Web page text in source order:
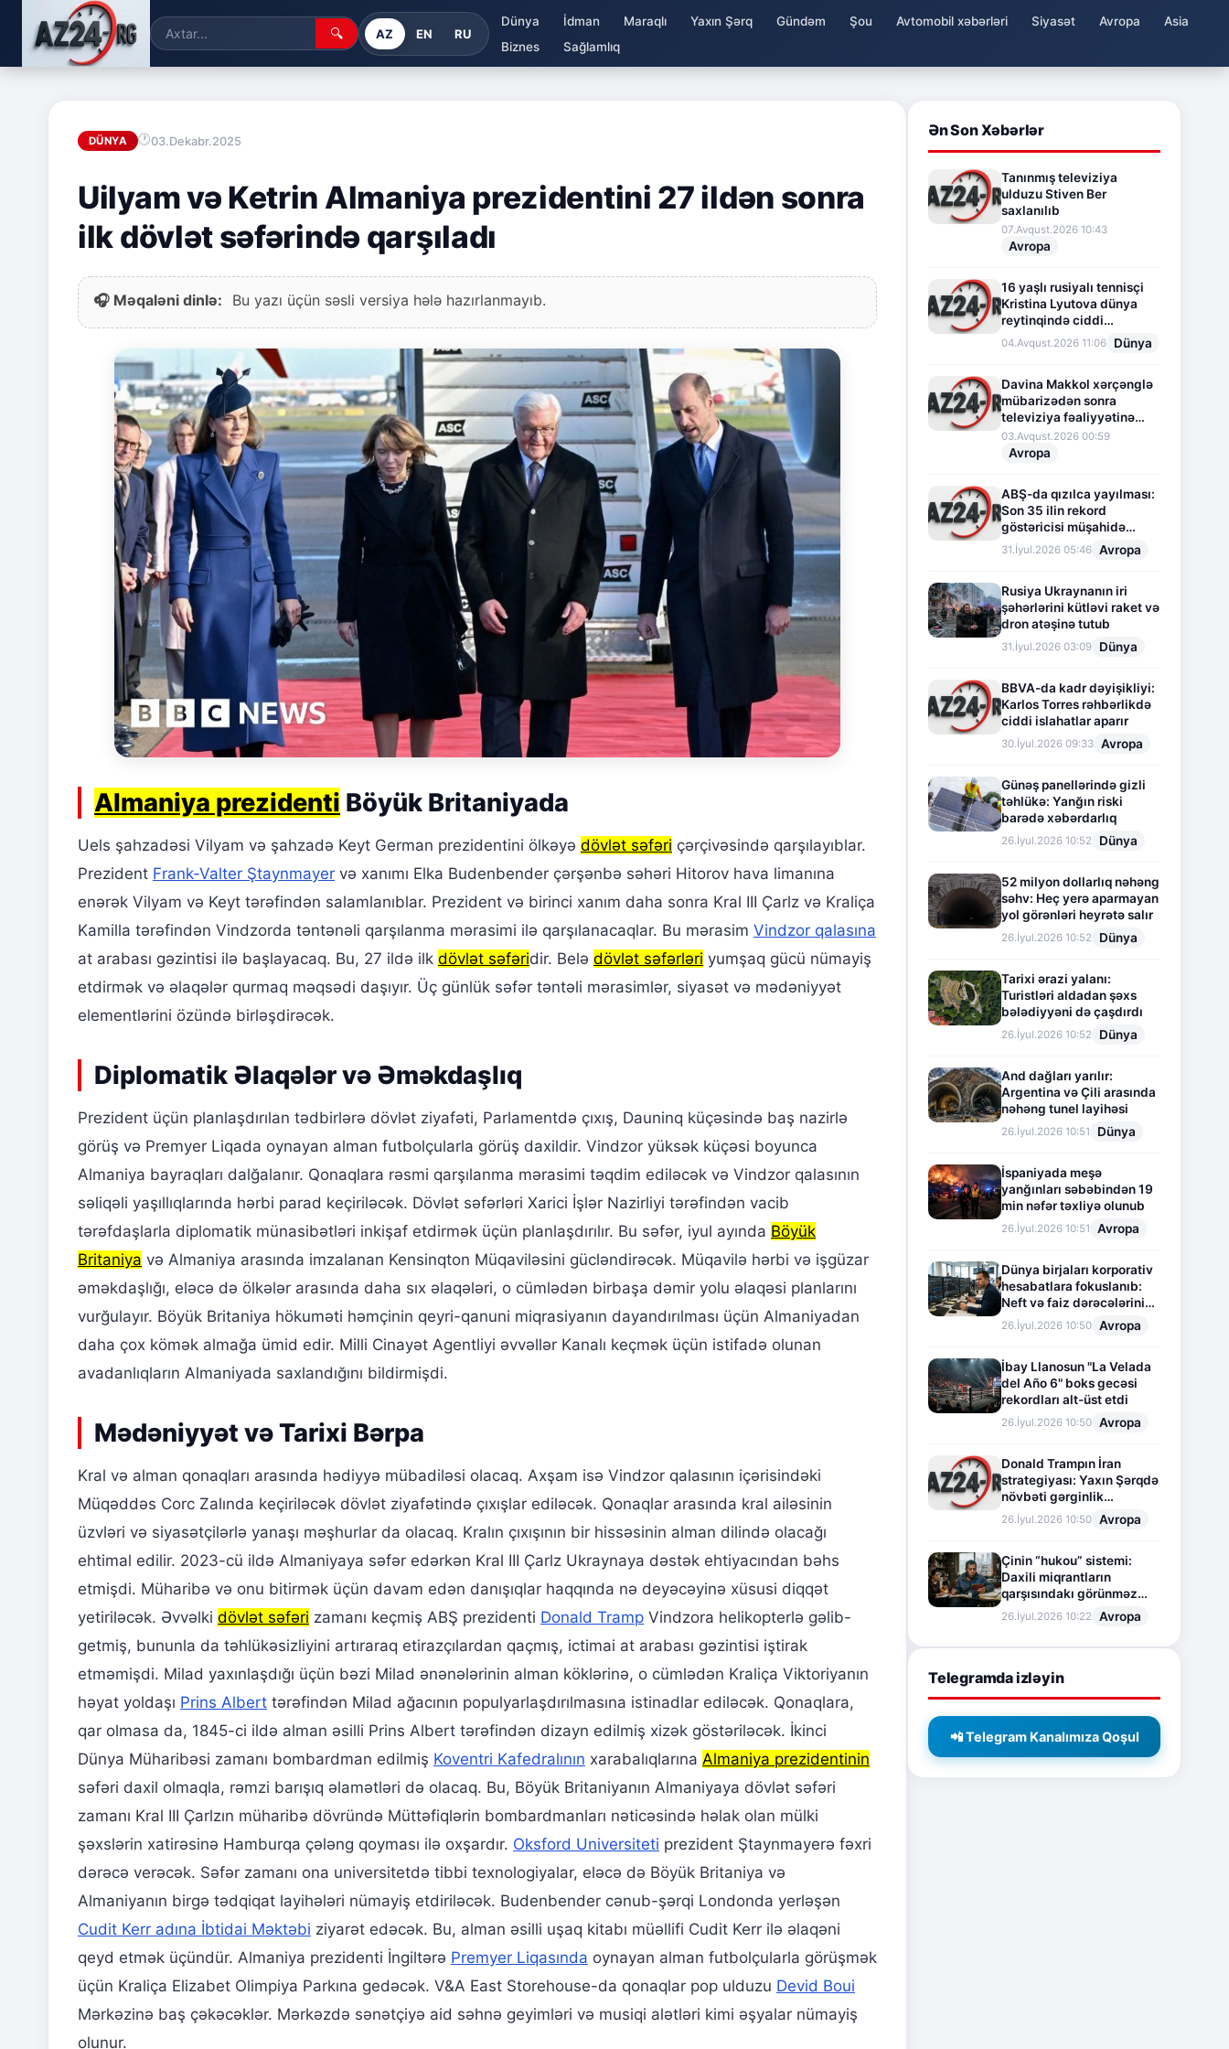
🔍 AZ EN RU
Dünya İdman Maraqlı Yaxın Şərq Gündəm Şou Avtomobil xəbərləri Siyasət Avropa
Asia
Biznes
Sağlamlıq
DÜNYA 03.Dekabr.2025
Uilyam və Ketrin Almaniya prezidentini 27 ildən sonra
ilk dövlət səfərində qarşıladı
🎧 Məqaləni dinlə: Bu yazı üçün səsli versiya hələ hazırlanmayıb.
Almaniya prezidenti Böyük Britaniyada
Uels şahzadəsi Vilyam və şahzadə Keyt German prezidentini ölkəyə dövlət səfəri çərçivəsində qarşılayıblar.
Prezident Frank-Valter Ştaynmayer və xanımı Elka Budenbender çərşənbə səhəri Hitorov hava limanına
enərək Vilyam və Keyt tərəfindən salamlanıblar. Prezident və birinci xanım daha sonra Kral III Çarlz və Kraliça
Kamilla tərəfindən Vindzorda təntənəli qarşılanma mərasimi ilə qarşılanacaqlar. Bu mərasim Vindzor qalasına
at arabası gəzintisi ilə başlayacaq. Bu, 27 ildə ilk dövlət səfəridir. Belə dövlət səfərləri yumşaq gücü nümayiş
etdirmək və əlaqələr qurmaq məqsədi daşıyır. Üç günlük səfər təntəli mərasimlər, siyasət və mədəniyyət
elementlərini özündə birləşdirəcək.
Diplomatik Əlaqələr və Əməkdaşlıq
Prezident üçün planlaşdırılan tədbirlərə dövlət ziyafəti, Parlamentdə çıxış, Dauninq küçəsində baş nazirlə
görüş və Premyer Liqada oynayan alman futbolçularla görüş daxildir. Vindzor yüksək küçəsi boyunca
Almaniya bayraqları dalğalanır. Qonaqlara rəsmi qarşılanma mərasimi təqdim ediləcək və Vindzor qalasının
səliqəli yaşıllıqlarında hərbi parad keçiriləcək. Dövlət səfərləri Xarici İşlər Nazirliyi tərəfindən vacib
tərəfdaşlarla diplomatik münasibətləri inkişaf etdirmək üçün planlaşdırılır. Bu səfər, iyul ayında Böyük
Britaniya və Almaniya arasında imzalanan Kensinqton Müqaviləsini gücləndirəcək. Müqavilə hərbi və işgüzar
əməkdaşlığı, eləcə də ölkələr arasında daha sıx əlaqələri, o cümlədən birbaşa dəmir yolu əlaqəsi planlarını
vurğulayır. Böyük Britaniya hökuməti həmçinin qeyri-qanuni miqrasiyanın dayandırılması üçün Almaniyadan
daha çox kömək almağa ümid edir. Milli Cinayət Agentliyi əvvəllər Kanalı keçmək üçün istifadə olunan
avadanlıqların Almaniyada saxlandığını bildirmişdi.
Mədəniyyət və Tarixi Bərpa
Kral və alman qonaqları arasında hədiyyə mübadiləsi olacaq. Axşam isə Vindzor qalasının içərisindəki
Müqəddəs Corc Zalında keçiriləcək dövlət ziyafətində çıxışlar ediləcək. Qonaqlar arasında kral ailəsinin
üzvləri və siyasətçilərlə yanaşı məşhurlar da olacaq. Kralın çıxışının bir hissəsinin alman dilində olacağı
ehtimal edilir. 2023-cü ildə Almaniyaya səfər edərkən Kral III Çarlz Ukraynaya dəstək ehtiyacından bəhs
etmişdi. Müharibə və onu bitirmək üçün davam edən danışıqlar haqqında nə deyəcəyinə xüsusi diqqət
yetiriləcək. Əvvəlki dövlət səfəri zamanı keçmiş ABŞ prezidenti Donald Tramp Vindzora helikopterlə gəlib-
getmiş, bununla da təhlükəsizliyini artıraraq etirazçılardan qaçmış, ictimai at arabası gəzintisi iştirak
etməmişdi. Milad yaxınlaşdığı üçün bəzi Milad ənənələrinin alman köklərinə, o cümlədən Kraliça Viktoriyanın
həyat yoldaşı Prins Albert tərəfindən Milad ağacının populyarlaşdırılmasına istinadlar ediləcək. Qonaqlara,
qar olmasa da, 1845-ci ildə alman əsilli Prins Albert tərəfindən dizayn edilmiş xizək göstəriləcək. İkinci
Dünya Müharibəsi zamanı bombardman edilmiş Koventri Kafedralının xarabalıqlarına Almaniya prezidentinin
səfəri daxil olmaqla, rəmzi barışıq əlamətləri də olacaq. Bu, Böyük Britaniyanın Almaniyaya dövlət səfəri
zamanı Kral III Çarlzın müharibə dövründə Müttəfiqlərin bombardmanları nəticəsində həlak olan mülki
şəxslərin xatirəsinə Hamburqa çələng qoyması ilə oxşardır. Oksford Universiteti prezident Ştaynmayerə fəxri
dərəcə verəcək. Səfər zamanı ona universitetdə tibbi texnologiyalar, eləcə də Böyük Britaniya və
Almaniyanın birgə tədqiqat layihələri nümayiş etdiriləcək. Budenbender cənub-şərqi Londonda yerləşən
Cudit Kerr adına İbtidai Məktəbi ziyarət edəcək. Bu, alman əsilli uşaq kitabı müəllifi Cudit Kerr ilə əlaqəni
qeyd etmək üçündür. Almaniya prezidenti İngiltərə Premyer Liqasında oynayan alman futbolçularla görüşmək
üçün Kraliça Elizabet Olimpiya Parkına gedəcək. V&A East Storehouse-da qonaqlar pop ulduzu Devid Boui
Mərkəzinə baş çəkəcəklər. Mərkəzdə sənətçiyə aid səhnə geyimləri və musiqi alətləri kimi əşyalar nümayiş
olunur.
Ən Son Xəbərlər
Tanınmış televiziya
ulduzu Stiven Ber
saxlanılıb
07.Avqust.2026 10:43
Avropa
16 yaşlı rusiyalı tennisçi
Kristina Lyutova dünya
reytinqində ciddi
irəliləyişə imza atdı
04.Avqust.2026 11:06 Dünya
Davina Makkol xərçənglə
mübarizədən sonra
televiziya fəaliyyətinə
fasilə verir
03.Avqust.2026 00:59
Avropa
ABŞ-da qızılca yayılması:
Son 35 ilin rekord
göstəricisi müşahidə
olunur
31.İyul.2026 05:46 Avropa
Rusiya Ukraynanın iri
şəhərlərini kütləvi raket və
dron atəşinə tutub
31.İyul.2026 03:09 Dünya
BBVA-da kadr dəyişikliyi:
Karlos Torres rəhbərlikdə
ciddi islahatlar aparır
30.İyul.2026 09:33 Avropa
Günəş panellərində gizli
təhlükə: Yanğın riski
barədə xəbərdarlıq
26.İyul.2026 10:52 Dünya
52 milyon dollarlıq nəhəng
səhv: Heç yerə aparmayan
yol görənləri heyrətə salır
26.İyul.2026 10:52 Dünya
Tarixi ərazi yalanı:
Turistləri aldadan şəxs
bələdiyyəni də çaşdırdı
26.İyul.2026 10:52 Dünya
And dağları yarılır:
Argentina və Çili arasında
nəhəng tunel layihəsi
26.İyul.2026 10:51 Dünya
İspaniyada meşə
yanğınları səbəbindən 19
min nəfər təxliyə olunub
26.İyul.2026 10:51 Avropa
Dünya birjaları korporativ
hesabatlara fokuslanıb:
Neft və faiz dərəcələrinin
təsiri altında cari vəziyyət
26.İyul.2026 10:50 Avropa
İbay Llanosun "La Velada
del Año 6" boks gecəsi
rekordları alt-üst etdi
26.İyul.2026 10:50 Avropa
Donald Trampın İran
strategiyası: Yaxın Şərqdə
növbəti gərginlik
mərhələsi
26.İyul.2026 10:50 Avropa
Çinin “hukou” sistemi:
Daxili miqrantların
qarşısındakı görünməz
sədd
26.İyul.2026 10:22 Avropa
Telegramda izləyin
📲 Telegram Kanalımıza Qoşul